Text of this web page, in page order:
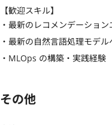
【歓迎スキル】
・最新のレコメンデーショ
・最新の自然言語処理モデ
・MLOps の構築・実践経験
その他